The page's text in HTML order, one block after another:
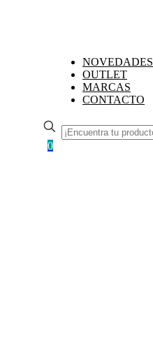
NOVEDADES
OUTLET
MARCAS
CONTACTO
0